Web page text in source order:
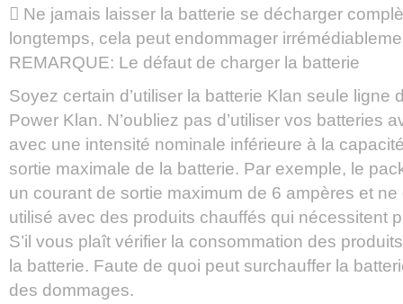
 Ne jamais laisser la batterie se décharger
longtemps, cela peut endommager
REMARQUE: Le défaut de charger la batterie
Soyez certain d’utiliser la batterie Klan seule ligne
Power Klan. N’oubliez pas d’utiliser vos batteries
avec une intensité nominale inférieure à la
sortie maximale de la batterie. Par exemple, le
un courant de sortie maximum de 6 ampères et ne
utilisé avec des produits chauffés qui nécessitent
S’il vous plaît vérifier la consommation des
la batterie. Faute de quoi peut surchauffer la
des dommages.